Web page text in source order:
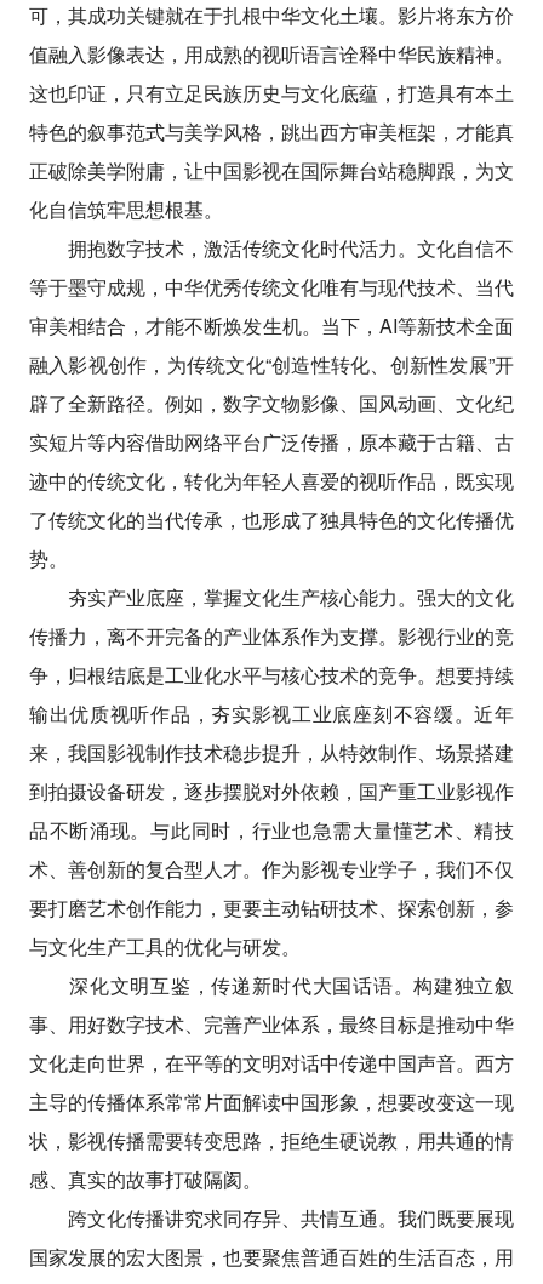
可，其成功关键就在于扎根中华文化土壤。影片将东方价
值融入影像表达，用成熟的视听语言诠释中华民族精神。
这也印证，只有立足民族历史与文化底蕴，打造具有本土
特色的叙事范式与美学风格，跳出西方审美框架，才能真
正破除美学附庸，让中国影视在国际舞台站稳脚跟，为文
化自信筑牢思想根基。
拥抱数字技术，激活传统文化时代活力。文化自信不
等于墨守成规，中华优秀传统文化唯有与现代技术、当代
审美相结合，才能不断焕发生机。当下，AI等新技术全面
融入影视创作，为传统文化“创造性转化、创新性发展”开
辟了全新路径。例如，数字文物影像、国风动画、文化纪
实短片等内容借助网络平台广泛传播，原本藏于古籍、古
迹中的传统文化，转化为年轻人喜爱的视听作品，既实现
了传统文化的当代传承，也形成了独具特色的文化传播优
势。
夯实产业底座，掌握文化生产核心能力。强大的文化
传播力，离不开完备的产业体系作为支撑。影视行业的竞
争，归根结底是工业化水平与核心技术的竞争。想要持续
输出优质视听作品，夯实影视工业底座刻不容缓。近年
来，我国影视制作技术稳步提升，从特效制作、场景搭建
到拍摄设备研发，逐步摆脱对外依赖，国产重工业影视作
品不断涌现。与此同时，行业也急需大量懂艺术、精技
术、善创新的复合型人才。作为影视专业学子，我们不仅
要打磨艺术创作能力，更要主动钻研技术、探索创新，参
与文化生产工具的优化与研发。
深化文明互鉴，传递新时代大国话语。构建独立叙
事、用好数字技术、完善产业体系，最终目标是推动中华
文化走向世界，在平等的文明对话中传递中国声音。西方
主导的传播体系常常片面解读中国形象，想要改变这一现
状，影视传播需要转变思路，拒绝生硬说教，用共通的情
感、真实的故事打破隔阂。
跨文化传播讲究求同存异、共情互通。我们既要展现
国家发展的宏大图景，也要聚焦普通百姓的生活百态，用